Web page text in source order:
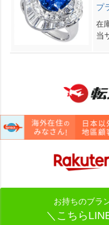
プ
在
当
お持ちのブラ
＼こちら